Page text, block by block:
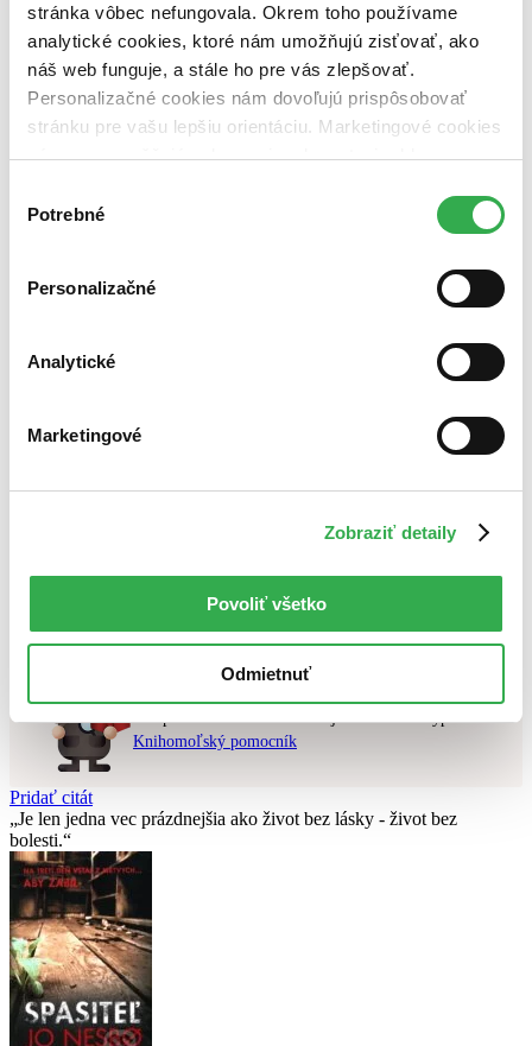
stránka vôbec nefungovala. Okrem toho používame
analytické cookies, ktoré nám umožňujú zisťovať, ako
náš web funguje, a stále ho pre vás zlepšovať.
Personalizačné cookies nám dovoľujú prispôsobovať
stránku pre vašu lepšiu orientáciu. Marketingové cookies
nám zas umožňujú zobrazenie relevantnej reklamy.
nám pomohlo, keby sme mohli používať všetky tieto
súhlasu
Potrebné
Personalizačné
Analytické
Marketingové
Zobraziť detaily
Povoliť všetko
Odmietnuť
nová (0 titulov)nová
čítaná (0 titulov)čítaná
čítaná - výborný stav (0 titulov)
čítaná - výborný stav
čítaná - mierne opotrebovaná (0 titulov)
opotrebovaná
čítané verzie vypredaných kníh (0 titulov)čítané verzie
Bestsellery
Top hodnotené
Najlacnejšie
Skúste prosím zmeniť vyhľadávaný výraz.
Knihomoľský pomocník
Pridať citát
Je len jedna vec prázdnejšia ako život bez lásky - život bez
bolesti.